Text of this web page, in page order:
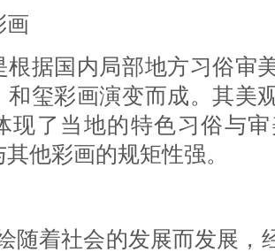
画
根据国内局部地方习俗审
和玺彩画演变而成。其美
现了当地的特色习俗与
他彩画的规矩性强。
着社会的发展而发展，